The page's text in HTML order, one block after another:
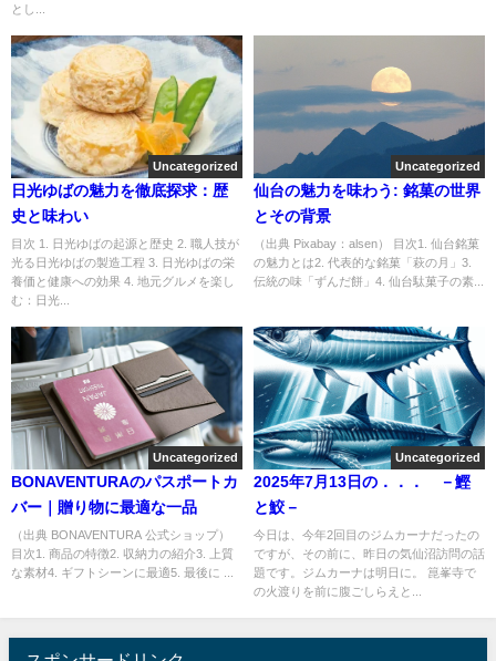
とし...
Uncategorized
日光ゆばの魅力を徹底探求：歴
史と味わい
目次 1. 日光ゆばの起源と歴史 2. 職人技が
光る日光ゆばの製造工程 3. 日光ゆばの栄
養価と健康への効果 4. 地元グルメを楽し
む：日光...
Uncategorized
仙台の魅力を味わう: 銘菓の世界
とその背景
（出典 Pixabay：alsen） 目次1. 仙台銘菓
の魅力とは2. 代表的な銘菓「萩の月」3.
伝統の味「ずんだ餅」4. 仙台駄菓子の素...
Uncategorized
BONAVENTURAのパスポートカ
バー｜贈り物に最適な一品
（出典 BONAVENTURA 公式ショップ）
目次1. 商品の特徴2. 収納力の紹介3. 上質
な素材4. ギフトシーンに最適5. 最後に ...
Uncategorized
2025年7月13日の．．． －鰹
と鮫－
今日は、今年2回目のジムカーナだったの
ですが、その前に、昨日の気仙沼訪問の話
題です。ジムカーナは明日に。 箟峯寺で
の火渡りを前に腹ごしらえと...